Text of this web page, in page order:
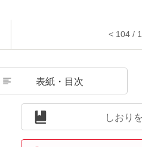
< 104 /
表紙・目次
しおり